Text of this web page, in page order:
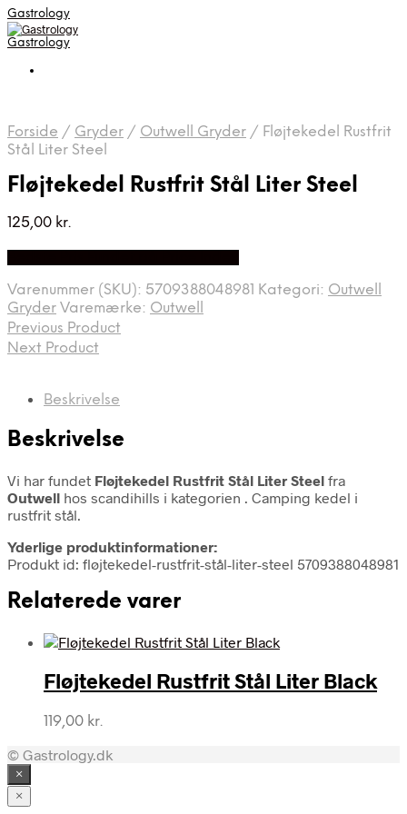
Gastrology
Gastrology
Forside / Gryder / Outwell Gryder / Fløjtekedel Rustfrit
Stål Liter Steel
Fløjtekedel Rustfrit Stål Liter Steel
125,00 kr.
Varenummer (SKU): 5709388048981 Kategori: Outwell
Gryder Varemærke: Outwell
Previous Product
Next Product
Beskrivelse
Beskrivelse
Vi har fundet Fløjtekedel Rustfrit Stål Liter Steel fra
Outwell hos scandihills i kategorien . Camping kedel i
rustfrit stål.
Yderlige produktinformationer:
Produkt id: fløjtekedel-rustfrit-stål-liter-steel 5709388048981
Relaterede varer
Fløjtekedel Rustfrit Stål Liter Black
119,00 kr.
© Gastrology.dk
×
×